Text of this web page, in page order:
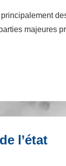
majeures
l’état